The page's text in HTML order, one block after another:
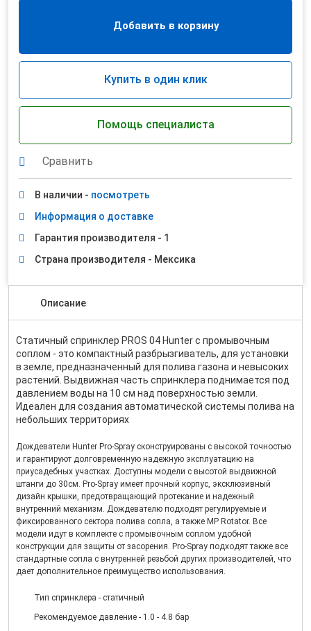
Добавить в корзину
Купить в один клик
Помощь специалиста
Сравнить
В наличии - посмотреть
Информация о доставке
Гарантия производителя - 1
Страна производителя - Мексика
Описание
Статичный спринклер PROS 04 Hunter с промывочным
соплом - это компактный разбрызгиватель, для установки
в земле, предназначенный для полива газона и невысоких
растений. Выдвижная часть спринклера поднимается под
давлением воды на 10 см над поверхностью земли.
Идеален для создания автоматической системы полива на
небольших территориях
Дождеватели Hunter Pro-Spray сконструированы с высокой точностью
и гарантируют долговременную надежную эксплуатацию на
приусадебных участках. Доступны модели с высотой выдвижной
штанги до 30см. Pro-Spray имеет прочный корпус, эксклюзивный
дизайн крышки, предотвращающий протекание и надежный
внутренний механизм. Дождевателю подходят регулируемые и
фиксированного сектора полива сопла, а также MP Rotator. Все
модели идут в комплекте с промывочным соплом удобной
конструкции для защиты от засорения. Pro-Spray подходят также все
стандартные сопла с внутренней резьбой других производителей, что
дает дополнительное преимущество использования.
Тип спринклера - статичный
Рекомендуемое давление - 1.0 - 4.8 бар